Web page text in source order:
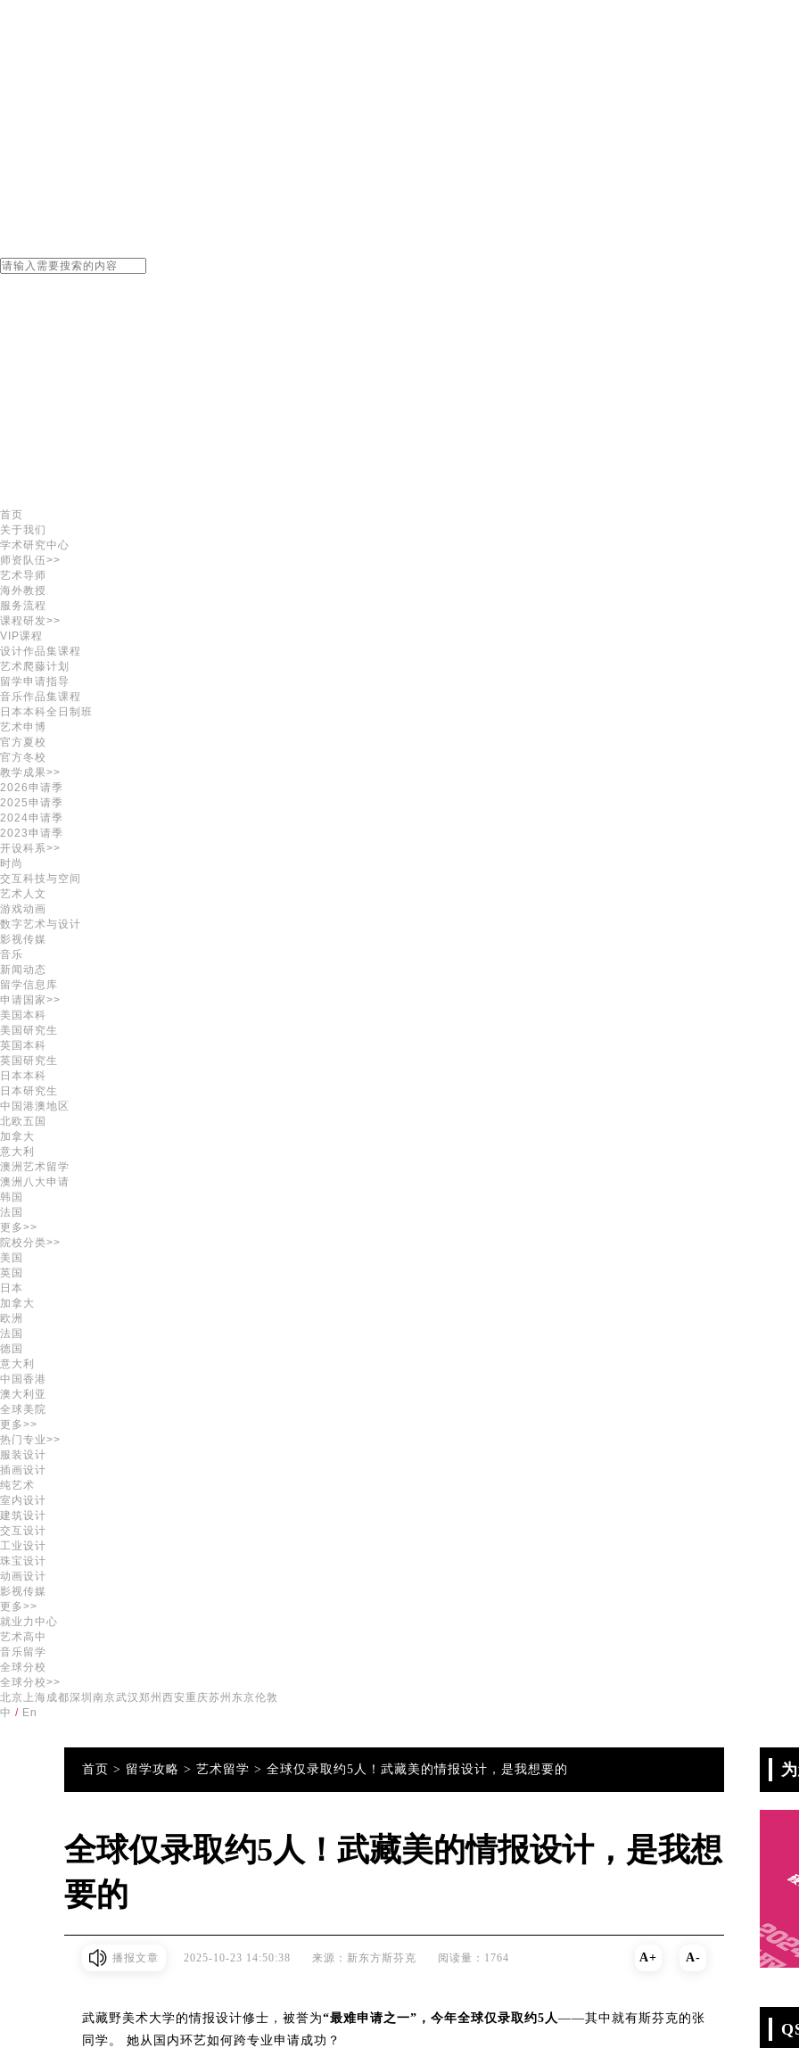
首页
关于我们
学术研究中心
师资队伍>>
艺术导师
海外教授
服务流程
课程研发>>
VIP课程
设计作品集课程
艺术爬藤计划
留学申请指导
音乐作品集课程
日本本科全日制班
艺术申博
官方夏校
官方冬校
教学成果>>
2026申请季
2025申请季
2024申请季
2023申请季
开设科系>>
时尚
交互科技与空间
艺术人文
游戏动画
数字艺术与设计
影视传媒
音乐
新闻动态
留学信息库
申请国家>>
美国本科
美国研究生
英国本科
英国研究生
日本本科
日本研究生
中国港澳地区
北欧五国
加拿大
意大利
澳洲艺术留学
澳洲八大申请
韩国
法国
更多>>
院校分类>>
美国
英国
日本
加拿大
欧洲
法国
德国
意大利
中国香港
澳大利亚
全球美院
更多>>
热门专业>>
服装设计
插画设计
纯艺术
室内设计
建筑设计
交互设计
工业设计
珠宝设计
动画设计
影视传媒
更多>>
就业力中心
艺术高中
音乐留学
全球分校
全球分校>>
北京 上海成都深圳 南京武汉 郑州 西安重庆苏州 东京伦敦
中 / En
首页 > 留学攻略 > 艺术留学 > 全球仅录取约5人！武藏美的情报设计，是我想要的
全球仅录取约5人！武藏美的情报设计，是我想
要的
播报文章 2025-10-23 14:50:38 来源：新东方斯芬克 阅读量：1764 A+ A-
武藏野美术大学的情报设计修士，被誉为“最难申请之一”，今年全球仅录取约5人——其中就有斯芬克的张
同学。 她从国内环艺如何跨专业申请成功？